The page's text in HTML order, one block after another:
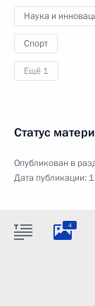
Наука и
Спорт
Ещё 1
Статус
Опубликован в
Дата публикации:
4